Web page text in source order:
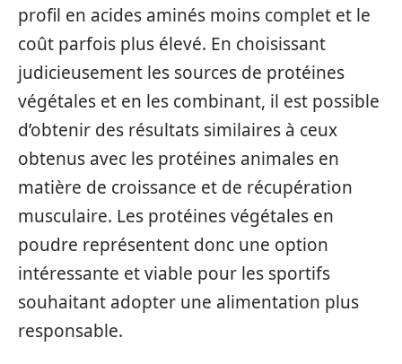
profil en acides aminés moins complet et le
coût parfois plus élevé. En choisissant
judicieusement les sources de protéines
végétales et en les combinant, il est possible
d’obtenir des résultats similaires à ceux
obtenus avec les protéines animales en
matière de croissance et de récupération
musculaire. Les protéines végétales en
poudre représentent donc une option
intéressante et viable pour les sportifs
souhaitant adopter une alimentation plus
responsable.